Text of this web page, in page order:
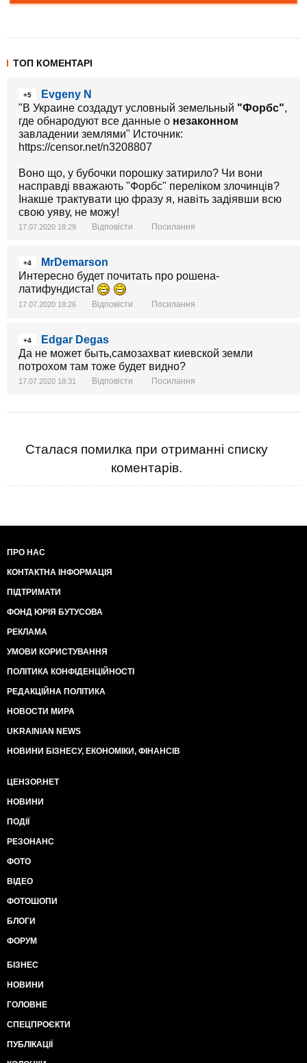
ТОП КОМЕНТАРІ
+5
Evgeny N
"В Украине создадут условный земельный "Форбс",
где обнародуют все данные о незаконном
завладении землями" Источник:
https://censor.net/n3208807
Воно що, у бубочки порошку затирило? Чи вони
насправді вважають "Форбс" переліком злочинців?
Інакше трактувати цю фразу я, навіть задіявши всю
свою уяву, не можу!
17.07.2020 18:29 Відповісти Посилання
+4
MrDemarson
Интересно будет почитать про рошена-
латифундиста!
17.07.2020 18:26 Відповісти Посилання
+4
Edgar Degas
Да не может быть,самозахват киевской земли
потрохом там тоже будет видно?
17.07.2020 18:31 Відповісти Посилання
Сталася помилка при отриманні списку
коментарів.
ПРО НАС
КОНТАКТНА ІНФОРМАЦІЯ
ПІДТРИМАТИ
ФОНД ЮРІЯ БУТУСОВА
РЕКЛАМА
УМОВИ КОРИСТУВАННЯ
ПОЛІТИКА КОНФІДЕНЦІЙНОСТІ
РЕДАКЦІЙНА ПОЛІТИКА
НОВОСТИ МИРА
UKRAINIAN NEWS
НОВИНИ БІЗНЕСУ, ЕКОНОМІКИ, ФІНАНСІВ
ЦЕНЗОР.НЕТ
НОВИНИ
ПОДІЇ
РЕЗОНАНС
ФОТО
ВІДЕО
ФОТОШОПИ
БЛОГИ
ФОРУМ
БІЗНЕС
НОВИНИ
ГОЛОВНЕ
СПЕЦПРОЄКТИ
ПУБЛІКАЦІЇ